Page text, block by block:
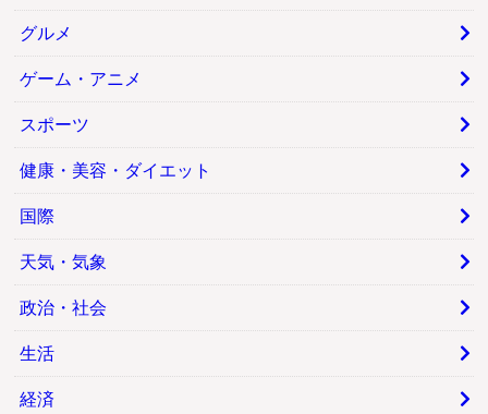
グルメ
ゲーム・アニメ
スポーツ
健康・美容・ダイエット
国際
天気・気象
政治・社会
生活
経済